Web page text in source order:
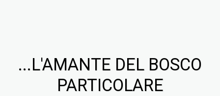
...L'AMANTE DEL BOSCO
PARTICOLARE